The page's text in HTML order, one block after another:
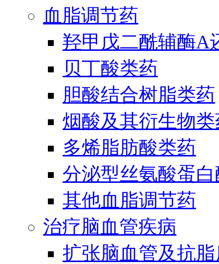
血脂调节药
羟甲戊二酰辅酶A
贝丁酸类药
胆酸结合树脂类药
烟酸及其衍生物
多烯脂肪酸类药
分泌型丝氨酸蛋
其他血脂调节药
治疗脑血管疾病
扩张脑血管及抗